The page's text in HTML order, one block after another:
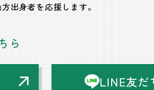
出身者を応援します。
ら
LINE友だ